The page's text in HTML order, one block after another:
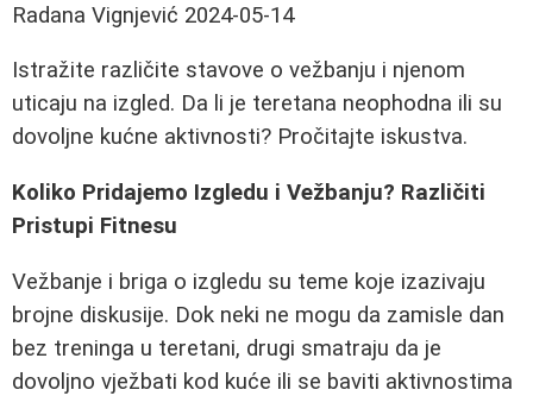
Radana Vignjević 2024-05-14
Istražite različite stavove o vežbanju i njenom
uticaju na izgled. Da li je teretana neophodna ili su
dovoljne kućne aktivnosti? Pročitajte iskustva.
Koliko Pridajemo Izgledu i Vežbanju? Različiti
Pristupi Fitnesu
Vežbanje i briga o izgledu su teme koje izazivaju
brojne diskusije. Dok neki ne mogu da zamisle dan
bez treninga u teretani, drugi smatraju da je
dovoljno vježbati kod kuće ili se baviti aktivnostima